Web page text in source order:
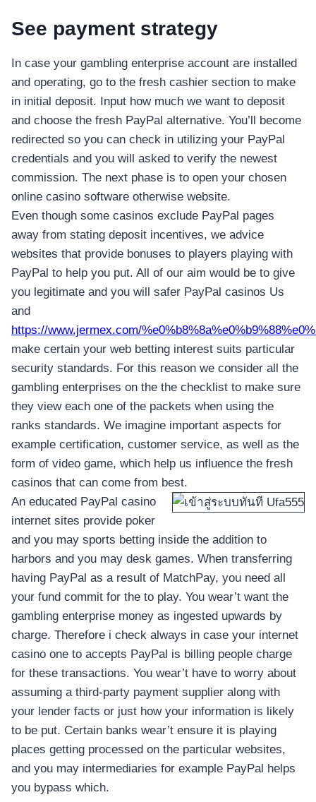
See payment strategy
In case your gambling enterprise account are installed
and operating, go to the fresh cashier section to make
in initial deposit. Input how much we want to deposit
and choose the fresh PayPal alternative. You’ll become
redirected so you can check in utilizing your PayPal
credentials and you will asked to verify the newest
commission. The next phase is to open your chosen
online casino software otherwise website.
Even though some casinos exclude PayPal pages
away from stating deposit incentives, we advice
websites that provide bonuses to players playing with
PayPal to help you put. All of our aim would be to give
you legitimate and you will safer PayPal casinos Us
and
https://www.jermex.com/
make certain your web betting interest suits particular
security standards. For this reason we consider all the
gambling enterprises on the the checklist to make sure
they view each one of the packets when using the
ranks standards. We imagine important aspects for
example certification, customer service, as well as the
form of video game, which help us influence the fresh
casinos that can come from best.
An educated PayPal casino
internet sites provide poker
and you may sports betting inside the addition to
harbors and you may desk games. When transferring
having PayPal as a result of MatchPay, you need all
your fund commit for the to play. You wear’t want the
gambling enterprise money as ingested upwards by
charge. Therefore i check always in case your internet
casino one to accepts PayPal is billing people charge
for these transactions. You wear’t have to worry about
assuming a third-party payment supplier along with
your lender facts or just how your information is likely
to be put. Certain banks wear’t ensure it is playing
places getting processed on the particular websites,
and you may intermediaries for example PayPal helps
you bypass which.